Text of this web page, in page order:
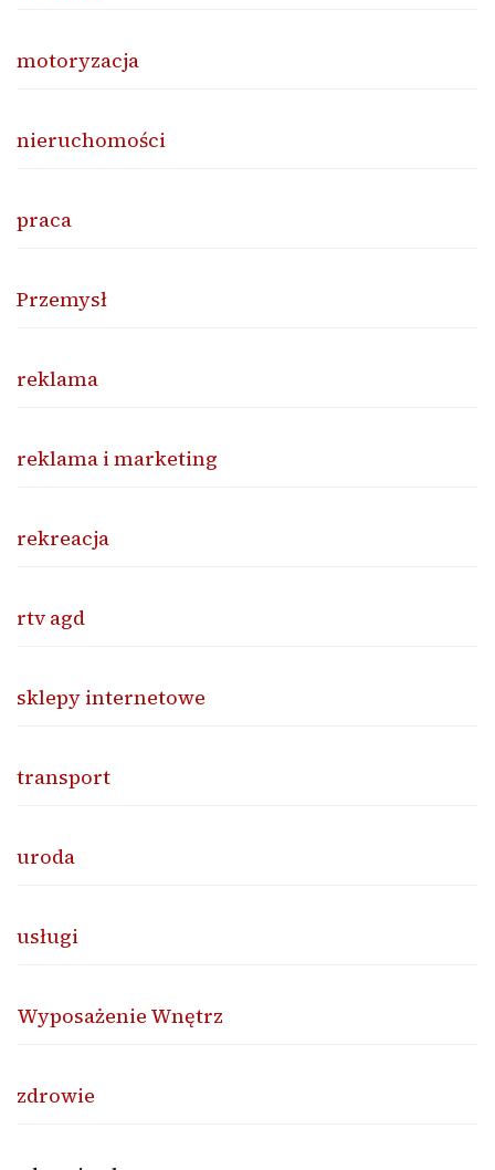
motoryzacja
nieruchomości
praca
Przemysł
reklama
reklama i marketing
rekreacja
rtv agd
sklepy internetowe
transport
uroda
usługi
Wyposażenie Wnętrz
zdrowie